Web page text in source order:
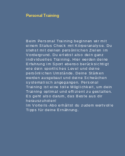
Personal Training
Beim Personal Training beginnen wir mit
einem Status Check mit Körperanalyse. Du
stehst mit deinen persönlichen Zielen im
Vordergrund. Du erlebst also dein ganz
individuelles Training. Hier werden deine
Erfahrung im Sport ebenso berücksichtigt
wie dein sportliches Level und deine
persönlichen Umstände. Deine Stärken
werden ausgebaut und deine Schwächen
systematisch angegangen. Personal
Training ist eine tolle Möglichkeit, um dein
Training optimal und effizient zu gestalten.
Es geht also darum, das Beste aus dir
herauszuholen!
Im Vorteils-Abo erhältst du zudem wertvolle
Tipps für deine Ernährung.